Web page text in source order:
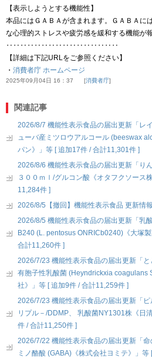
【表示しようとする機能性】
本品にはＧＡＢＡが含まれます。ＧＡＢＡに
な心理的ストレスや疲労感を緩和する機能が
‥‥‥‥‥‥‥‥‥‥‥‥‥‥‥‥
【詳細は下記URLをご参照ください】
・ 消費者庁 ホームページ
2025年09月04日 16：37 消費者庁
関連記事
2026/8/7 機能性表示食品の届出更新「
ューバ産ミツロウアルコール (beeswax
パン》」等 [ 追加17件 / 合計11,301件 ]
2026/8/6 機能性表示食品の届出更新「り
３００ｍｌ/グルコン酸《オタフクソース
11,284件 ]
2026/8/5【撤回】機能性表示食品 更新情
2026/8/5 機能性表示食品の届出更新「乳
B240 (L. pentosus ONRICb0240)《大塚
合計11,260件 ]
2026/7/23 機能性表示食品の届出更新
有胞子性乳酸菌 (Heyndrickxia coagulans
社》」等 [ 追加9件 / 合計11,259件 ]
2026/7/23 機能性表示食品の届出更新「
リプル－/DDMP、 乳酸菌NY1301株《日
件 / 合計11,250件 ]
2026/7/22 機能性表示食品の届出更新「
ミノ酪酸 (GABA)《株式会社ヨミテ》」